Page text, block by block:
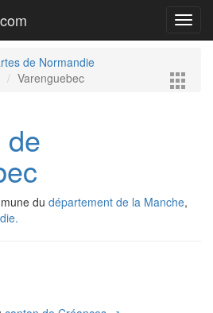
de Normandie
Varenguebec
de
du département de la Manche,